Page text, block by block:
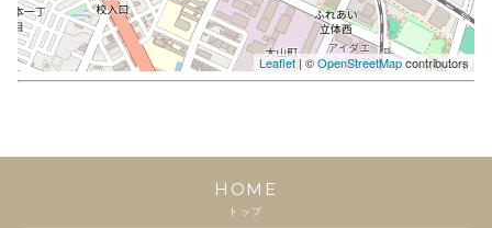
Leaflet| ©OpenStreetMapcontributors
HOME
トップ